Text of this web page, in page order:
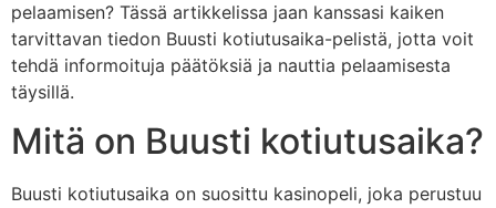
pelaamisen? Tässä artikkelissa jaan kanssasi kaiken
tarvittavan tiedon Buusti kotiutusaika-pelistä, jotta voit
tehdä informoituja päätöksiä ja nauttia pelaamisesta
täysillä.
Mitä on Buusti kotiutusaika?
Buusti kotiutusaika on suosittu kasinopeli, joka perustuu